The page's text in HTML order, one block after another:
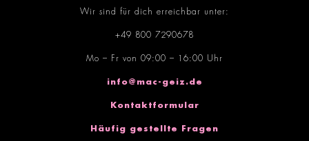
Wir sind für dich erreichbar unter:
+49 800 7290678
Mo – Fr von 09:00 – 16:00 Uhr
info@mac-geiz.de
Kontaktformular
Häufig gestellte Fragen